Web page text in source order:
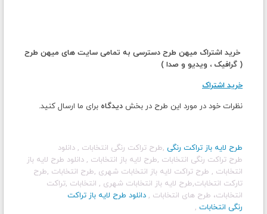
خرید اشتراک میهن طرح دسترسی به تمامی سایت های میهن طرح
( گرافیک ، ویدیو و صدا )
خرید اشتراک
نظرات خود در مورد این طرح در بخش دیدگاه برای ما ارسال کنید.
طرح لایه باز تراکت رنگی ,طرح تراکت رنگی انتخابات , دانلود
طرح تراکت رنگی انتخابات ,طرح لایه باز انتخابات , دانلود طرح لایه باز
انتخابات , طرح تراکت لایه باز انتخابات شهری ,طرح انتخابات ,طرح
تارکت انتخابات,طرح لایه باز انتخابات شهری , انتخابات ,تراکت
انتخابات، طرح های انتخابات , دانلود طرح لایه باز تراکت
رنگی انتخابات ,